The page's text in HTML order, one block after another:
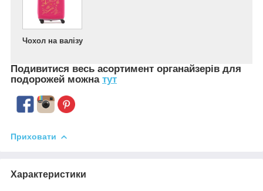
Чохол на валізу
Подивитися весь асортимент органайзерів для
подорожей можна тут
Приховати
Характеристики